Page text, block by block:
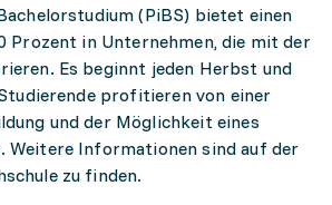
(PiBS) bietet einen
Prozent in Unternehmen, die mit der
Es beginnt jeden Herbst und
profitieren von einer
und der Möglichkeit eines
Weitere Informationen sind auf der
zu finden.